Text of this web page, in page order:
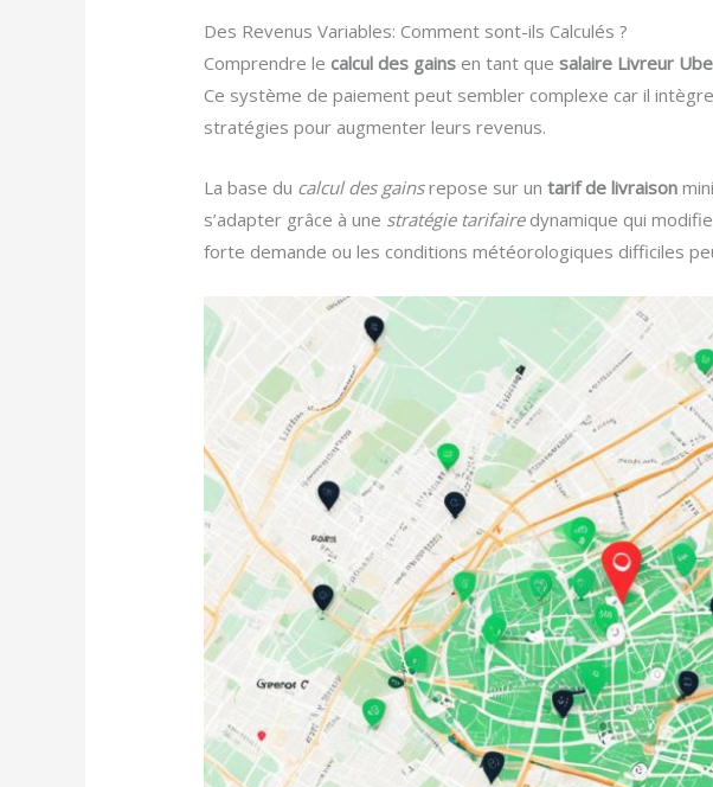
Des Revenus Variables: Comment sont-ils Calculés ?
Comprendre lecalcul des gains en tant quesalaire Livreur
Ce système de paiement peut sembler complexe car il
stratégies pour augmenter leurs revenus.
La base du calcul des gainsrepose sur untarif de livraison
s’adapter grâce à une stratégie tarifairedynamique qui
forte demande ou les conditions météorologiques difficiles